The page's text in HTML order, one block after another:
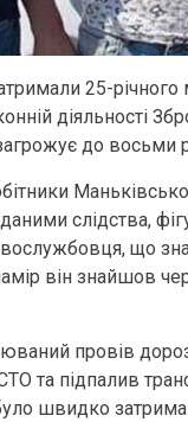
25-
діяльності
до восьми
слідства,
що
він знайшов
провів
та підпалив
швидко